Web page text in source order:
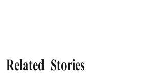
Related Stories